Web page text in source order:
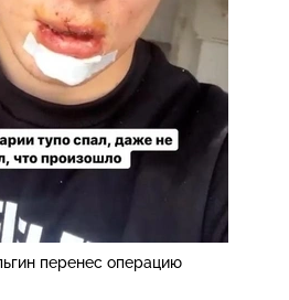
перенес операцию